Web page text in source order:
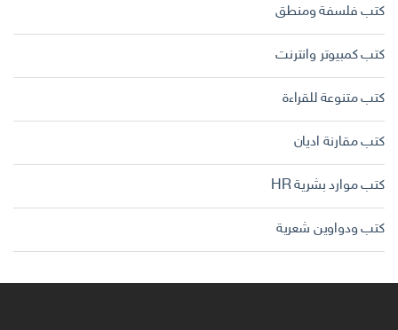
كتب فلسفة ومنطق
كتب كمبيوتر وانترنت
كتب متنوعة للقراءة
كتب مقارنة اديان
كتب موارد بشرية HR
كتب ودواوين شعرية